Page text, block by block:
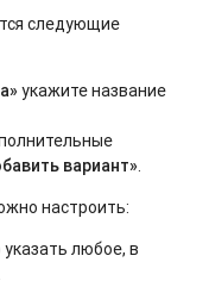
следующие
укажите название
вариант».
настроить:
любое, в